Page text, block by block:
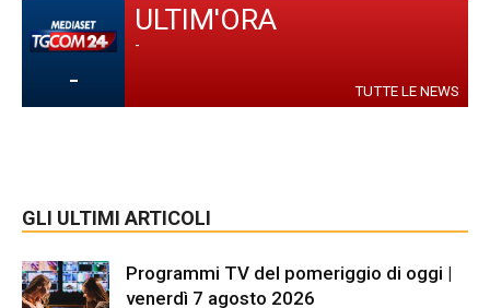
-
ULTIM'ORA
-
TUTTE LE NEWS
GLI ULTIMI ARTICOLI
Programmi TV del pomeriggio di oggi |
venerdì 7 agosto 2026